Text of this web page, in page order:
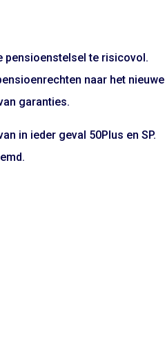
pensioenstelsel te risicovol.
naar het nieuwe
garanties.
in ieder geval 50Plus en SP.